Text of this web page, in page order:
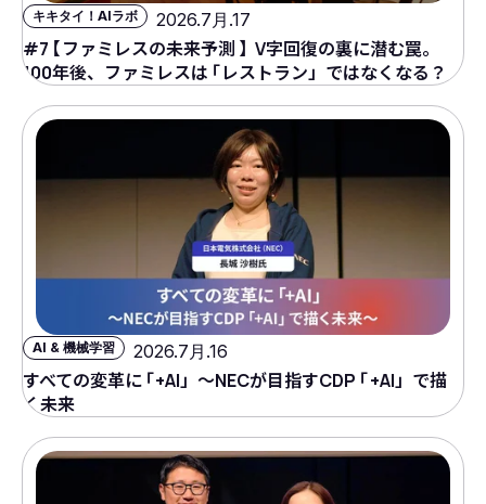
キキタイ！AIラボ 2026.7月.17
#7 【ファミレスの未来予測 】 V字回復の裏に潜む罠。
100年後、ファミレスは 「レストラン」ではなくなる？
AI & 機械学習 2026.7月.16
すべての変革に 「+AI」～NECが目指すCDP 「+AI」で描
く未来